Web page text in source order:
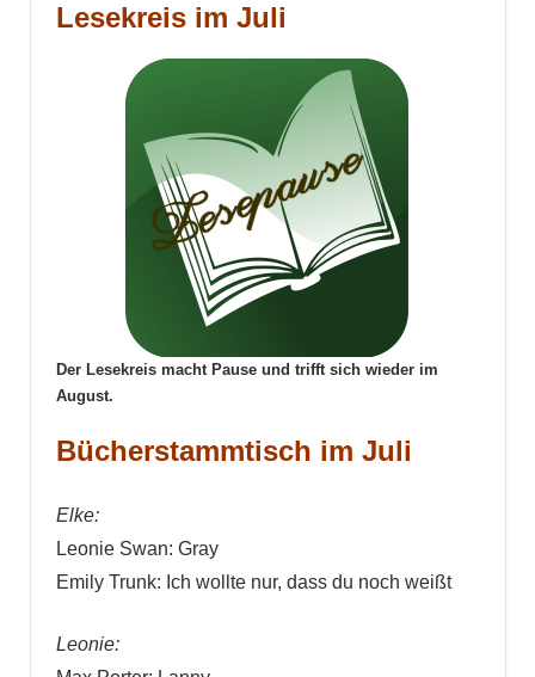
Lesekreis im Juli
Der Lesekreis macht Pause und trifft sich wieder im
August.
Bücherstammtisch im Juli
Elke:
Leonie Swan: Gray
Emily Trunk: Ich wollte nur, dass du noch weißt
Leonie: